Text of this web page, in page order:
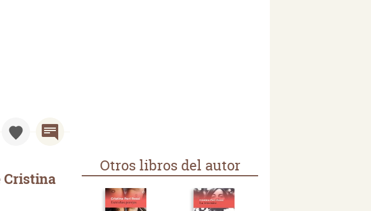
Cristina
Otros libros del autor